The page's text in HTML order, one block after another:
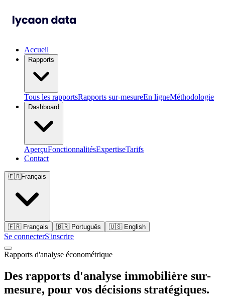
Accueil
Rapports
Tous les rapportsRapports sur-mesureEn ligneMéthodologie
Dashboard
AperçuFonctionnalitésExpertiseTarifs
Contact
🇫🇷Français
🇫🇷 Français 🇧🇷 Português 🇺🇸 English
Se connecterS'inscrire
Rapports d'analyse économétrique
Des rapports d'analyse immobilière sur-
mesure, pour vos décisions stratégiques.